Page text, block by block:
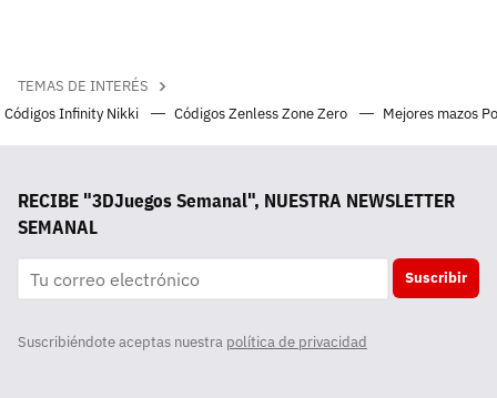
TEMAS DE INTERÉS
Códigos Infinity Nikki
Códigos Zenless Zone Zero Mejores mazos
RECIBE "3DJuegos Semanal", NUESTRA NEWSLETTER
SEMANAL
Suscribir
Suscribiéndote aceptas nuestra política de privacidad